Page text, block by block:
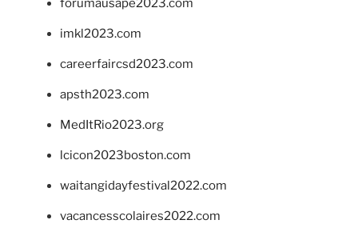
forumausape2023.com
imkl2023.com
careerfaircsd2023.com
apsth2023.com
MedItRio2023.org
lcicon2023boston.com
waitangidayfestival2022.com
vacancesscolaires2022.com